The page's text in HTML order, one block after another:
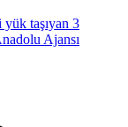
yük taşıyan 3
Ajansı